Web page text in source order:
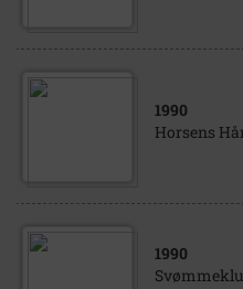
1990
Horsens
1990